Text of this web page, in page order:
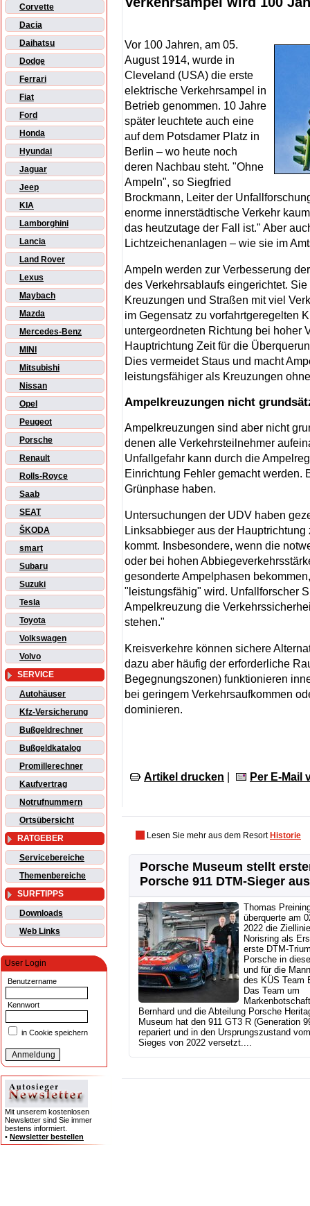
Corvette
Dacia
Daihatsu
Dodge
Ferrari
Fiat
Ford
Honda
Hyundai
Jaguar
Jeep
KIA
Lamborghini
Lancia
Land Rover
Lexus
Maybach
Mazda
Mercedes-Benz
MINI
Mitsubishi
Nissan
Opel
Peugeot
Porsche
Renault
Rolls-Royce
Saab
SEAT
ŠKODA
smart
Subaru
Suzuki
Tesla
Toyota
Volkswagen
Volvo
SERVICE
Autohäuser
Kfz-Versicherung
Bußgeldrechner
Bußgeldkatalog
Promillerechner
Kaufvertrag
Notrufnummern
Ortsübersicht
RATGEBER
Servicebereiche
Themenbereiche
SURFTIPPS
Downloads
Web Links
User Login
Benutzername
Kennwort
in Cookie speichern
Mit unserem kostenlosen
Newsletter sind Sie immer
bestens informiert.
• Newsletter bestellen
Vor 100 Jahren, am 05.
August 1914, wurde in
Cleveland (USA) die erste
elektrische Verkehrsampel in
Betrieb genommen. 10 Jahre
später leuchtete auch eine
auf dem Potsdamer Platz in
Berlin – wo heute noch
deren Nachbau steht. "Ohne
Ampeln", so Siegfried
Brockmann, Leiter der
enorme innerstädtische Verkehr
das heutzutage der Fall ist." Aber
Lichtzeichenanlagen – wie sie im
Ampeln werden zur Verbesserung
des Verkehrsablaufs eingerichtet.
Kreuzungen und Straßen mit viel
im Gegensatz zu vorfahrtgeregelten
untergeordneten Richtung bei hoher
Hauptrichtung Zeit für die
Dies vermeidet Staus und macht
leistungsfähiger als Kreuzungen
Ampelkreuzungen nicht
Ampelkreuzungen sind aber nicht
denen alle Verkehrsteilnehmer
Unfallgefahr kann durch die
Einrichtung Fehler gemacht
Grünphase haben.
Untersuchungen der UDV haben
Linksabbieger aus der
kommt. Insbesondere, wenn die
oder bei hohen
gesonderte Ampelphasen
"leistungsfähig" wird. Unfallforscher
Ampelkreuzung die
stehen."
Kreisverkehre können sichere
dazu aber häufig der erforderliche
Begegnungszonen) funktionieren
bei geringem Verkehrsaufkommen
dominieren.
Artikel drucken Per E-Mail
Lesen Sie mehr aus dem Resort Historie
Porsche Museum stellt
Porsche 911 DTM-Sieger aus
Thomas
überquerte am
2022 die
Norisring als
erste DTM-
Porsche in
und für die
des KÜS Team
Das Team um
Bernhard und die Abteilung Porsche
Museum hat den 911 GT3 R (Generation
repariert und in den Ursprungszustand
Sieges von 2022 versetzt....